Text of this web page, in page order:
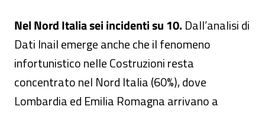
Nel Nord Italia sei incidenti su 10. Dall’analisi di
Dati Inail emerge anche che il fenomeno
infortunistico nelle Costruzioni resta
concentrato nel Nord Italia (60%), dove
Lombardia ed Emilia Romagna arrivano a